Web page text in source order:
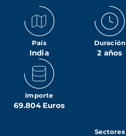
País
India
Duración
2 años
Importe
69.804 Euros
Sectores